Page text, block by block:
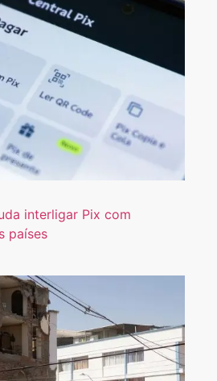
interligar Pix com
países